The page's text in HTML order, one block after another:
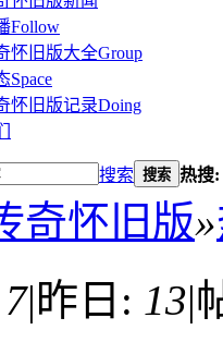
Follow
怀旧版大全Group
Space
怀旧版记录Doing
搜索 搜索 热搜:
奇怀旧版»
7|昨日: 13|